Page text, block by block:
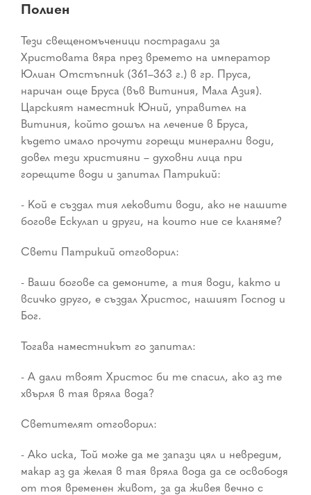
Полиен
Тези свещеномъченици пострадали за
Христовата вяра през времето на император
Юлиан Отстъпник (361–363 г.) в гр. Пруса,
наричан още Бруса (във Витиния, Мала Азия).
Царският наместник Юний, управител на
Витиния, който дошъл на лечение в Бруса,
където имало прочути горещи минерални води,
довел тези християни – духовни лица при
горещите води и запитал Патрикий:
- Кой е създал тия лековити води, ако не нашите
богове Ескулап и други, на които ние се кланяме?
Свети Патрикий отговорил:
- Ваши богове са демоните, а тия води, както и
всичко друго, е създал Христос, нашият Господ и
Бог.
Тогава наместникът го запитал:
- А дали твоят Христос би те спасил, ако аз те
хвърля в тая вряла вода?
Светителят отговорил:
- Ако иска, Той може да ме запази цял и невредим,
макар аз да желая в тая вряла вода да се освободя
от тоя временен живот, за да живея вечно с